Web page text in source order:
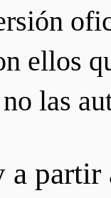
ellos
las
a partir